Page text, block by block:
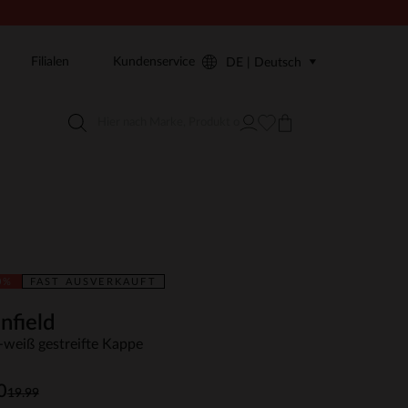
Filialen Kundenservice DE | Deutsch
FAST AUSVERKAUFT
weiß gestreifte Kappe
19.99